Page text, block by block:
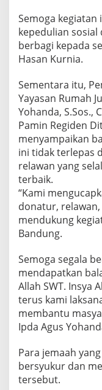
Semoga
kepedulian
berbagi kepada
Hasan Kurnia.
Sementara itu,
Yayasan Rumah
Yohanda, S.Sos.,
Pamin Regiden
menyampaikan
ini tidak terlepas
relawan yang
terbaik.
“Kami
donatur,
mendukung
Bandung.
Semoga segala
mendapatkan
Allah SWT. Insya
terus kami
membantu
Ipda Agus
Para jemaah
bersyukur dan
tersebut.